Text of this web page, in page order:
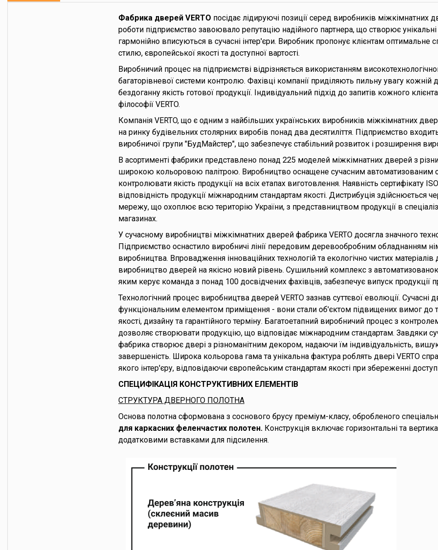
Фабрика дверей VERTO посідає лідируючі позиції серед виробників міжкімнатних
роботи підприємство завоювало репутацію надійного партнера, що створює унікальні
гармонійно вписуються в сучасні інтер'єри. Виробник пропонує клієнтам оптимальне
стилю, європейської якості та доступної вартості.
Виробничий процес на підприємстві відрізняється використанням
багаторівневої системи контролю. Фахівці компанії приділяють пильну увагу кожній
бездоганну якість готової продукції. Індивідуальний підхід до запитів кожного
філософії VERTO.
Компанія VERTO, що є одним з найбільших українських виробників міжкімнатних
на ринку будівельних столярних виробів понад два десятиліття. Підприємство
виробничої групи "БудМайстер", що забезпечує стабільний розвиток і розширення
В асортименті фабрики представлено понад 225 моделей міжкімнатних дверей з
широкою кольоровою палітрою. Виробництво оснащене сучасним автоматизованим
контролювати якість продукції на всіх етапах виготовлення. Наявність сертифікату
відповідність продукції міжнародним стандартам якості. Дистрибуція здійснюється
мережу, що охоплює всю територію України, з представництвом продукції в
магазинах.
У сучасному виробництві міжкімнатних дверей фабрика VERTO досягла значного
Підприємство оснастило виробничі лінії передовим деревообробним обладнанням
виробництва. Впровадження інноваційних технологій та екологічно чистих
виробництво дверей на якісно новий рівень. Сушильний комплекс з
яким керує команда з понад 100 досвідчених фахівців, забезпечує випуск продукції
Технологічний процес виробництва дверей VERTO зазнав суттєвої еволюції. Сучасні
функціональним елементом приміщення - вони стали об'єктом підвищених вимог до
якості, дизайну та гарантійного терміну. Багатоетапний виробничий процес з
дозволяє створювати продукцію, що відповідає міжнародним стандартам. Завдяки
фабрика створює двері з різноманітним декором, надаючи їм індивідуальність,
завершеність. Широка кольорова гама та унікальна фактура роблять двері VERTO
якого інтер'єру, відповідаючи європейським стандартам якості при збереженні
СПЕЦИФІКАЦІЯ КОНСТРУКТИВНИХ ЕЛЕМЕНТІВ
СТРУКТУРА ДВЕРНОГО ПОЛОТНА
Основа полотна сформована з соснового брусу преміум-класу, обробленого
для каркасних феленчастих полотен. Конструкція включає горизонтальні та
додатковими вставками для підсилення.